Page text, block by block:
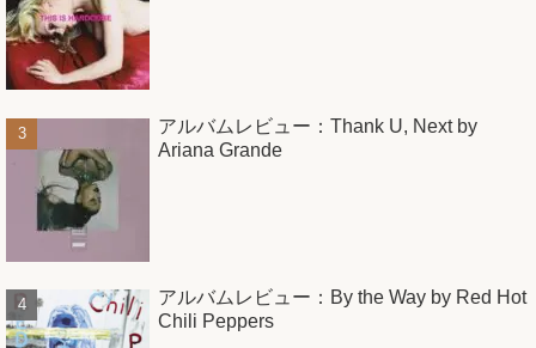
アルバムレビュー：Thank U, Next by
Ariana Grande
アルバムレビュー：By the Way by Red Hot
Chili Peppers